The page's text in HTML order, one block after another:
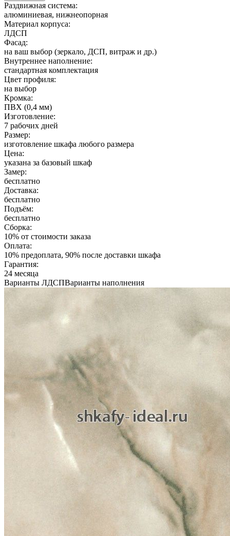
Раздвижная система:
алюминиевая, нижнеопорная
Материал корпуса:
ЛДСП
Фасад:
на ваш выбор (зеркало, ДСП, витраж и др.)
Внутреннее наполнение:
стандартная комплектация
Цвет профиля:
на выбор
Кромка:
ПВХ (0,4 мм)
Изготовление:
7 рабочих дней
Размер:
изготовление шкафа любого размера
Цена:
указана за базовый шкаф
Замер:
бесплатно
Доставка:
бесплатно
Подъём:
бесплатно
Сборка:
10% от стоимости заказа
Оплата:
10% предоплата, 90% после доставки шкафа
Гарантия:
24 месяца
Варианты ЛДСПВарианты наполнения